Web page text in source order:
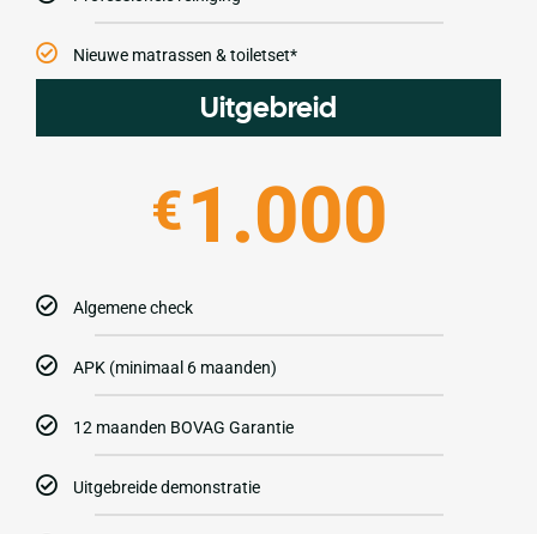
Nieuwe matrassen & toiletset*
Uitgebreid
€1.000
Algemene check
APK (minimaal 6 maanden)
12 maanden BOVAG Garantie
Uitgebreide demonstratie